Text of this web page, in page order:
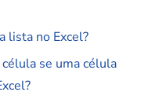
lista no Excel?
se uma célula